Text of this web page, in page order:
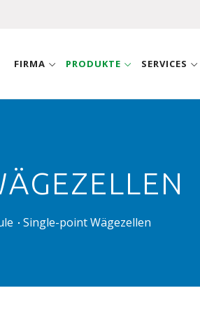
FIRMA PRODUKTE SERVICES
Single-point Wägezellen